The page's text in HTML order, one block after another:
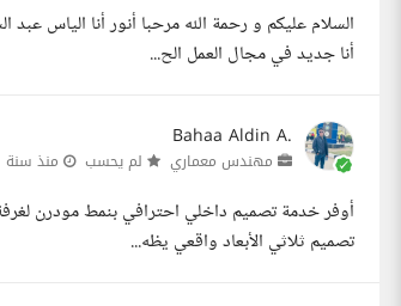
السلام عليكم و رحمة الله مرحبا أنور أنا الياس
أنا جديد في مجال العمل الح...
Bahaa Aldin A.
مهندس معماري لم يحسب منذ سنة
تصميم ثلاثي الأبعاد واقعي يظه...